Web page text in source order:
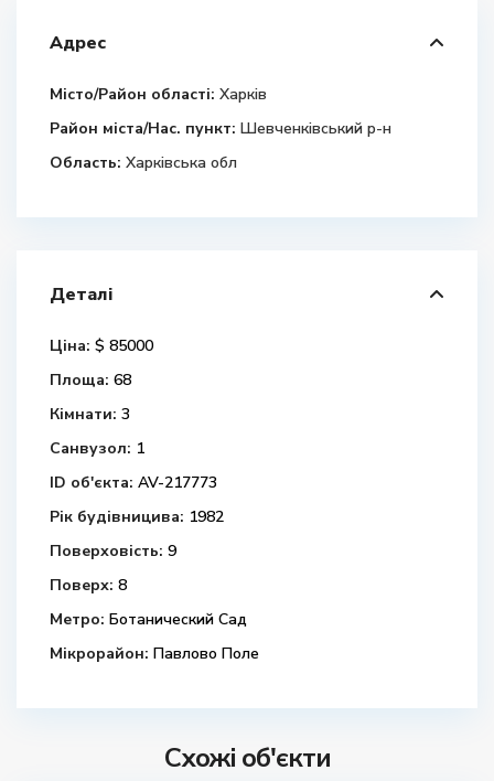
Адрес
Місто/Район області: Харків
Район міста/Нас. пункт: Шевченківський р-н
Область: Харківська обл
Деталі
Ціна: $ 85000
Площа: 68
Кімнати: 3
Санвузол: 1
ID об'єкта: AV-217773
Рік будівницива: 1982
Поверховість: 9
Поверх: 8
Метро: Ботанический Сад
Мікрорайон: Павлово Поле
Схожі об'єкти